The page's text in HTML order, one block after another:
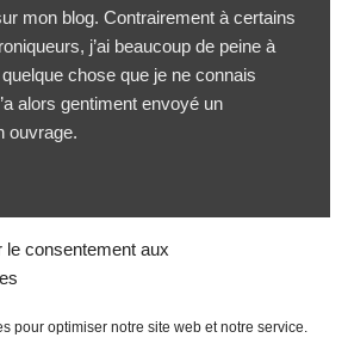
le consentement aux
pour optimiser notre site web et notre service.
mon blog. Contrairement à certains
j’ai beaucoup de peine à
chose que je ne connais
alors gentiment envoyé un
ouvrage.